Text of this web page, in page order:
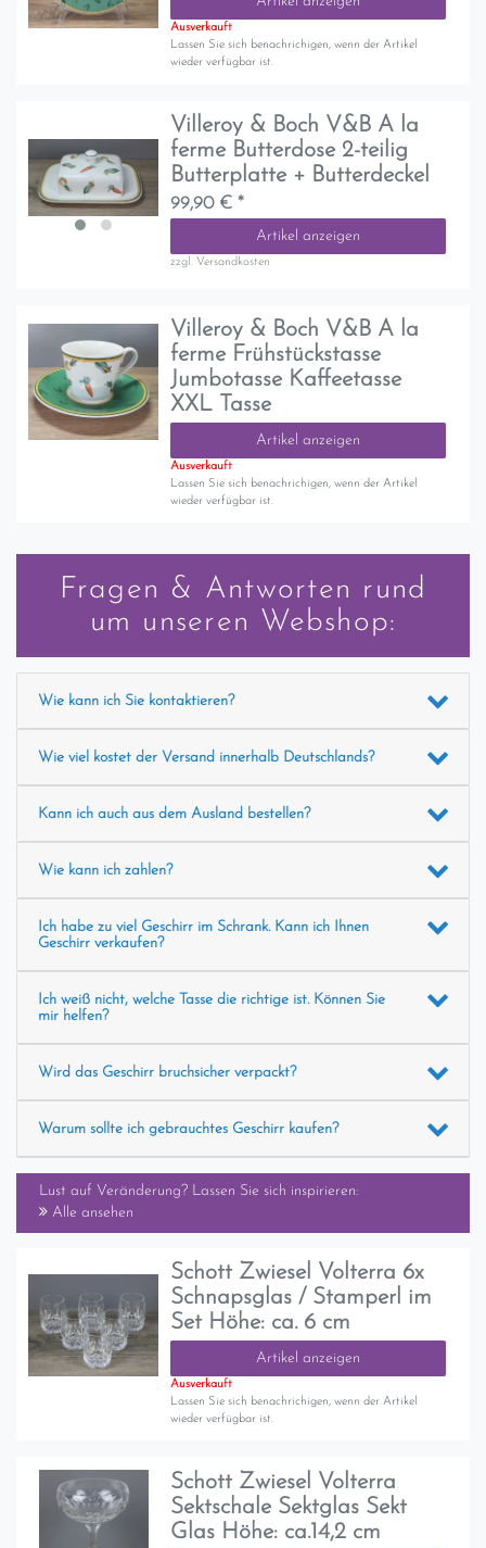
Ausverkauft
Lassen Sie sich benachrichigen, wenn der Artikel
wieder verfügbar ist.
Villeroy & Boch V&B A la
ferme Butterdose 2-teilig
Butterplatte + Butterdeckel
99,90 € *
Artikel anzeigen
zzgl. Versandkosten
Villeroy & Boch V&B A la
ferme Frühstückstasse
Jumbotasse Kaffeetasse
XXL Tasse
Artikel anzeigen
Ausverkauft
Lassen Sie sich benachrichigen, wenn der Artikel
wieder verfügbar ist.
Fragen & Antworten rund
um unseren Webshop:
Wie kann ich Sie kontaktieren?
Wie viel kostet der Versand innerhalb Deutschlands?
Kann ich auch aus dem Ausland bestellen?
Wie kann ich zahlen?
Ich habe zu viel Geschirr im Schrank. Kann ich Ihnen
Geschirr verkaufen?
Ich weiß nicht, welche Tasse die richtige ist. Können Sie
mir helfen?
Wird das Geschirr bruchsicher verpackt?
Warum sollte ich gebrauchtes Geschirr kaufen?
Lust auf Veränderung? Lassen Sie sich inspirieren:
Alle ansehen
Schott Zwiesel Volterra 6x
Schnapsglas / Stamperl im
Set Höhe: ca. 6 cm
Artikel anzeigen
Ausverkauft
Lassen Sie sich benachrichigen, wenn der Artikel
wieder verfügbar ist.
Schott Zwiesel Volterra
Sektschale Sektglas Sekt
Glas Höhe: ca.14,2 cm